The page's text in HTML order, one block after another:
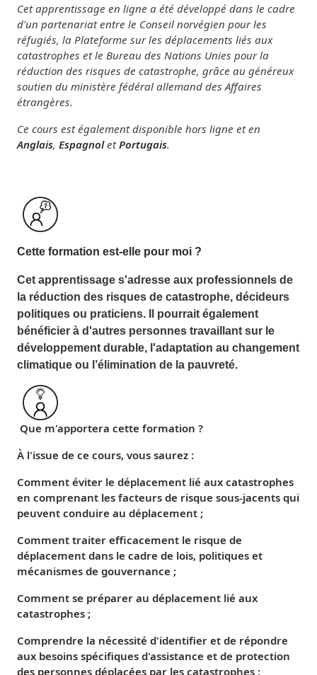
Cet apprentissage en ligne a été développé dans le cadre
d'un partenariat entre le Conseil norvégien pour les
réfugiés, la Plateforme sur les déplacements liés aux
catastrophes et le Bureau des Nations Unies pour la
réduction des risques de catastrophe, grâce au généreux
soutien du ministère fédéral allemand des Affaires
étrangères.
Ce cours est également disponible hors ligne et en
Anglais, EspagnoletPortugais.
Cette formation est-elle pour moi ?
Cet apprentissage s'adresse aux professionnels de
la réduction des risques de catastrophe, décideurs
politiques ou praticiens. Il pourrait également
bénéficier à d'autres personnes travaillant sur le
développement durable, l'adaptation au changement
climatique ou l’élimination de la pauvreté.
Que m'apportera cette formation ?
À l'issue de ce cours, vous saurez :
Comment éviter le déplacement lié aux catastrophes
en comprenant les facteurs de risque sous-jacents qui
peuvent conduire au déplacement ;
Comment traiter efficacement le risque de
déplacement dans le cadre de lois, politiques et
mécanismes de gouvernance ;
Comment se préparer au déplacement lié aux
catastrophes ;
Comprendre la nécessité d'identifier et de répondre
aux besoins spécifiques d'assistance et de protection
des personnes déplacées par les catastrophes ;